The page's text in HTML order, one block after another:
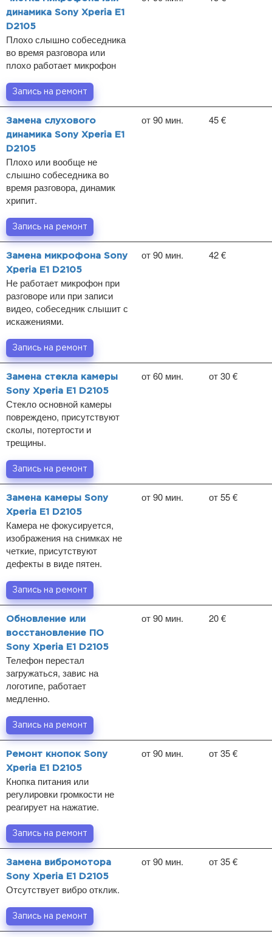
динамика Sony Xperia E1
D2105
Плохо слышно собеседника
во время разговора или
плохо работает микрофон
Запись на ремонт
Замена слухового
динамика Sony Xperia E1
D2105
Плохо или вообще не
слышно собеседника во
время разговора, динамик
хрипит.
от 90 мин. 45 €
Запись на ремонт
Замена микрофона Sony
Xperia E1 D2105
Не работает микрофон при
разговоре или при записи
видео, собеседник слышит с
искажениями.
от 90 мин. 42 €
Запись на ремонт
Замена стекла камеры
Sony Xperia E1 D2105
Стекло основной камеры
повреждено, присутствуют
сколы, потертости и
трещины.
от 60 мин. от 30 €
Запись на ремонт
Замена камеры Sony
Xperia E1 D2105
Камера не фокусируется,
изображения на снимках не
четкие, присутствуют
дефекты в виде пятен.
от 90 мин. от 55 €
Запись на ремонт
Обновление или
восстановление ПО
Sony Xperia E1 D2105
Телефон перестал
загружаться, завис на
логотипе, работает
медленно.
от 90 мин. 20 €
Запись на ремонт
Ремонт кнопок Sony
Xperia E1 D2105
Кнопка питания или
регулировки громкости не
реагирует на нажатие.
от 90 мин. от 35 €
Запись на ремонт
Замена вибромотора
Sony Xperia E1 D2105
Отсутствует вибро отклик.
от 90 мин. от 35 €
Запись на ремонт